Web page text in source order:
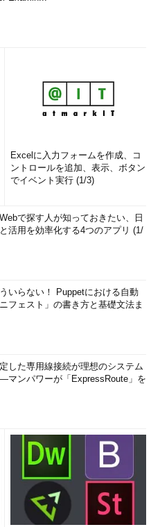
Excelに入力フォームを作成、コ
ントロールを追加、表示、ボタン
でイベント実行 (1/3)
で探す人が知っておきたい、日
活用を効率化する4つのアプリ (1/
いらない！ Puppetにおける自動
フェスト」の書き方と基礎文法ま
した専用線接続が理想のシステム
ンパワーが「ExpressRoute」を